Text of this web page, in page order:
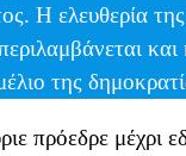
Η ελευθερία
και
της
πρόεδρε μέχρι